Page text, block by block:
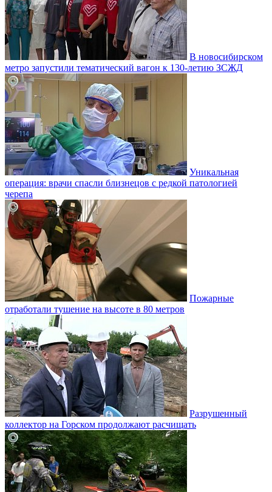
В новосибирском
метро запустили тематический вагон к 130-летию ЗСЖД
Уникальная
операция: врачи спасли близнецов с редкой патологией
черепа
Пожарные
отработали тушение на высоте в 80 метров
Разрушенный
коллектор на Горском продолжают расчищать